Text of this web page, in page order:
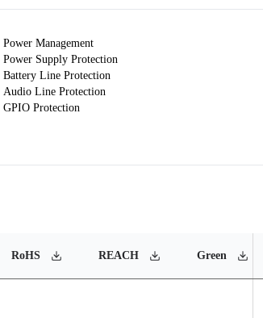
Power Management
Power Supply Protection
Battery Line Protection
Audio Line Protection
GPIO Protection
RoHS REACH Green